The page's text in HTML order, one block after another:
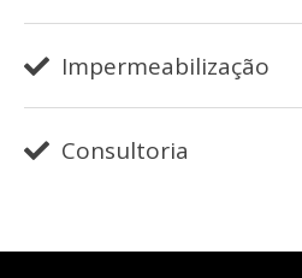
Impermeabilização
Consultoria